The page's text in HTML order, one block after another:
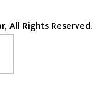
All Rights Reserved.